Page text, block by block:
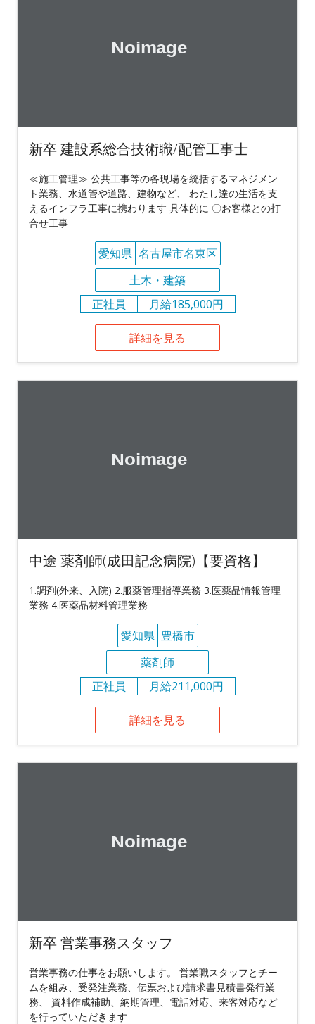
新卒 建設系総合技術職/配管工事士
≪施工管理≫ 公共工事等の各現場を統括するマネジメン
ト業務、水道管や道路、建物など、 わたし達の生活を支
えるインフラ工事に携わります 具体的に 〇お客様との打
合せ工事
愛知県 名古屋市名東区
土木・建築
正社員
月給185,000円
詳細を見る
中途 薬剤師(成田記念病院)【要資格】
1.調剤(外来、入院) 2.服薬管理指導業務 3.医薬品情報管理
業務 4.医薬品材料管理業務
愛知県 豊橋市
薬剤師
正社員
月給211,000円
詳細を見る
新卒 営業事務スタッフ
営業事務の仕事をお願いします。 営業職スタッフとチー
ムを組み、受発注業務、伝票および請求書見積書発行業
務、 資料作成補助、納期管理、電話対応、来客対応など
を行っていただきます